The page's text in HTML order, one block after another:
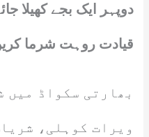
دوپہر ایک بجے کھیلا
قیادت روہت شرما
بھارتی سکواڈ میں
ویرات کوہلی،